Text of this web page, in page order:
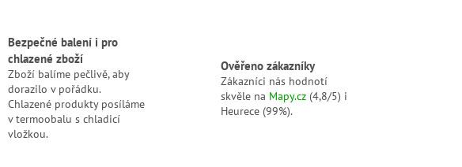
Bezpečné balení i pro
chlazené zboží
Zboží balíme pečlivě, aby
dorazilo v pořádku.
Chlazené produkty posíláme
v termoobalu s chladicí
vložkou.
Ověřeno zákazníky
Zákazníci nás hodnotí
skvěle na Mapy.cz (4,8/5) i
Heurece (99%).